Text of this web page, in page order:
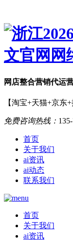
网店整合营销代运
【淘宝+天猫+京东
免费咨询热线：
首页
关于我们
ai资讯
ai动态
联系我们
首页
关于我们
ai资讯